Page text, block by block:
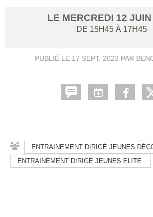
LE MERCREDI 12 JUIN
DE 15H45 À 17H45
PUBLIÉ LE 17 SEPT. 2023 PAR
ENTRAINEMENT DIRIGÉ JEUNES
ENTRAINEMENT DIRIGÉ JEUNES ELITE